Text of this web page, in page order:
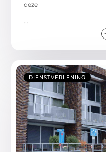
deze
DIENSTVERLENING